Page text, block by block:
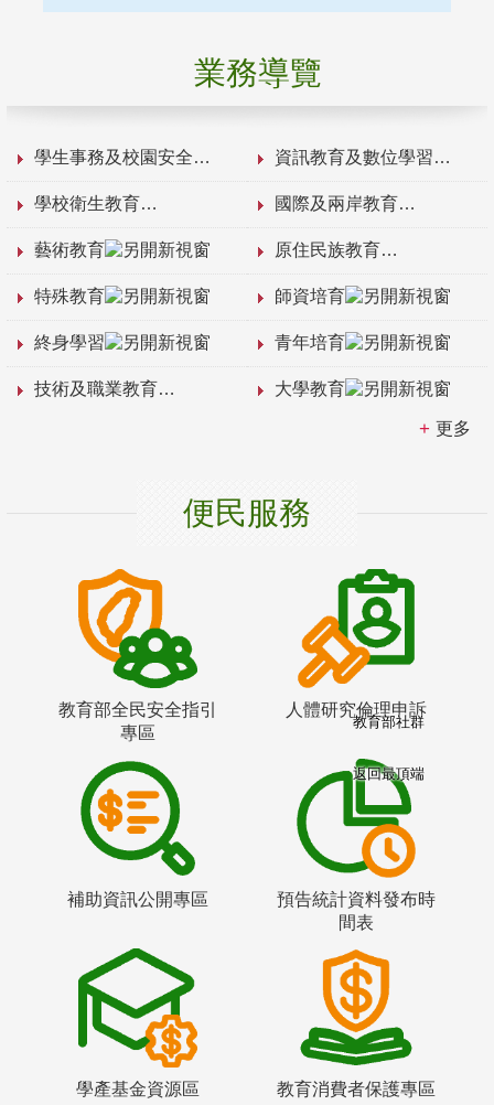
業務導覽
學生事務及校園安全 資訊教育及數位學習
學校衛生教育 國際及兩岸教育
藝術教育 原住民族教育
特殊教育 師資培育
終身學習 青年培育
技術及職業教育 大學教育
更多
便民服務
教育部全民安全指引
專區
人體研究倫理申訴
補助資訊公開專區
預告統計資料發布時
間表
學產基金資源區 教育消費者保護專區
教育部社群
返回最頂端